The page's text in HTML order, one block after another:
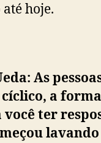
hoje.
As
a
ter